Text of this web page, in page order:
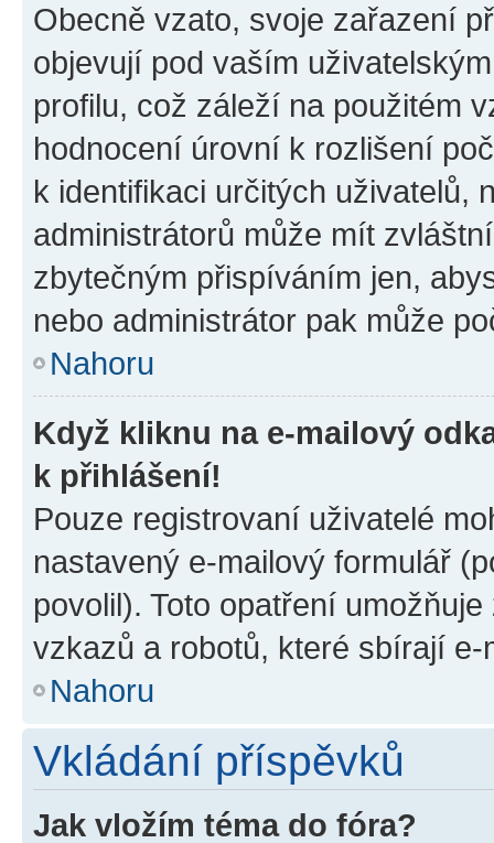
Obecně vzato, svoje zařazení
objevují pod vaším
profilu, což záleží na použitém
hodnocení úrovní k rozlišení
k identifikaci určitých uživatelů,
administrátorů může mít
zbytečným přispíváním jen,
nebo administrátor pak může
Nahoru
Když kliknu na e-mailový
k přihlášení!
Pouze registrovaní uživatelé
nastavený e-mailový formulář
povolil). Toto opatření
vzkazů a robotů, které sbírají e-
Nahoru
Vkládání příspěvků
Jak vložím téma do fóra?